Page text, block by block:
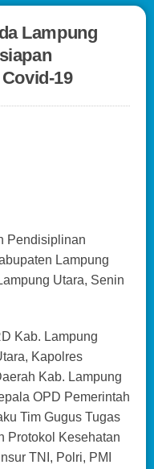
Lampung
19
Pendisiplinan
Lampung
Utara, Senin
Kab. Lampung
Kapolres
Kab. Lampung
OPD Pemerintah
Tim Gugus Tugas
Protokol Kesehatan
TNI, Polri, PMI